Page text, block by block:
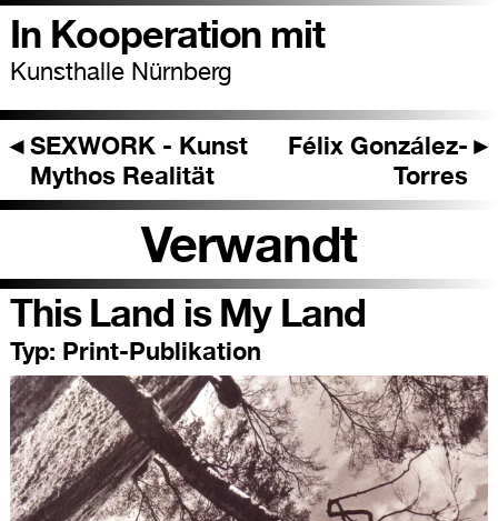
In Kooperation mit
Kunsthalle Nürnberg
◄SEXWORK - Kunst
Mythos Realität
►
Félix González-
Torres
Verwandt
This Land is My Land
Typ: Print-Publikation